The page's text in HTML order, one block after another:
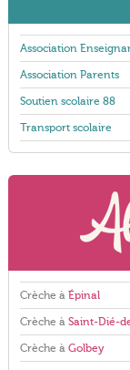
Association
Association Parents
Soutien scolaire 88
Transport scolaire
Crèche à Épinal
Crèche à Saint-Dié-
Crèche à Golbey